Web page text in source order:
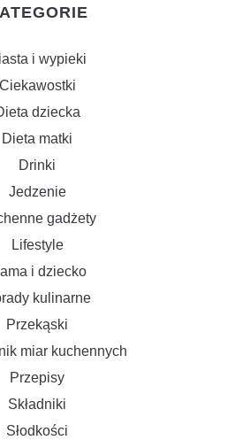
i wypieki
Ciekawostki
dziecka
Dieta matki
Drinki
Jedzenie
gadżety
Lifestyle
i dziecko
kulinarne
Przekąski
miar kuchennych
Przepisy
Składniki
Słodkości